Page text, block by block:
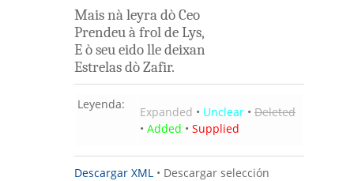
MaisnàleyradòCeo
PrendeuàfroldeLys,
Eòseueidolledeixan
EstrelasdòZafir.
Leyenda:
Expanded • Unclear • Deleted
• Added • Supplied
Descargar XML • Descargar selección